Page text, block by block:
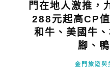
門在地人激推，
288元起高CP
和牛、美國牛
腳、
金門旅遊與